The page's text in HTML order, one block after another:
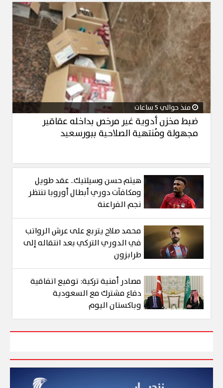
منذ حوالي 5 ساعات
ضبط مخزن أدوية غير مرخص بداخله عقاقير
مجهولة ومُنتهية الصلاحية ببورسعيد
هيثم حسن وسيلتيك.. عقد طويل
ومكافآت دوري أبطال أوروبا تنتظر
نجم الفراعنة
محمد صلاح يتربع على عرش الرواتب
في الدوري التركي بعد انتقاله إلى
طرابزون
مصادر أمنية تركية: توقيع اتفاقية
دفاع مشترك مع السعودية
وباكستان اليوم